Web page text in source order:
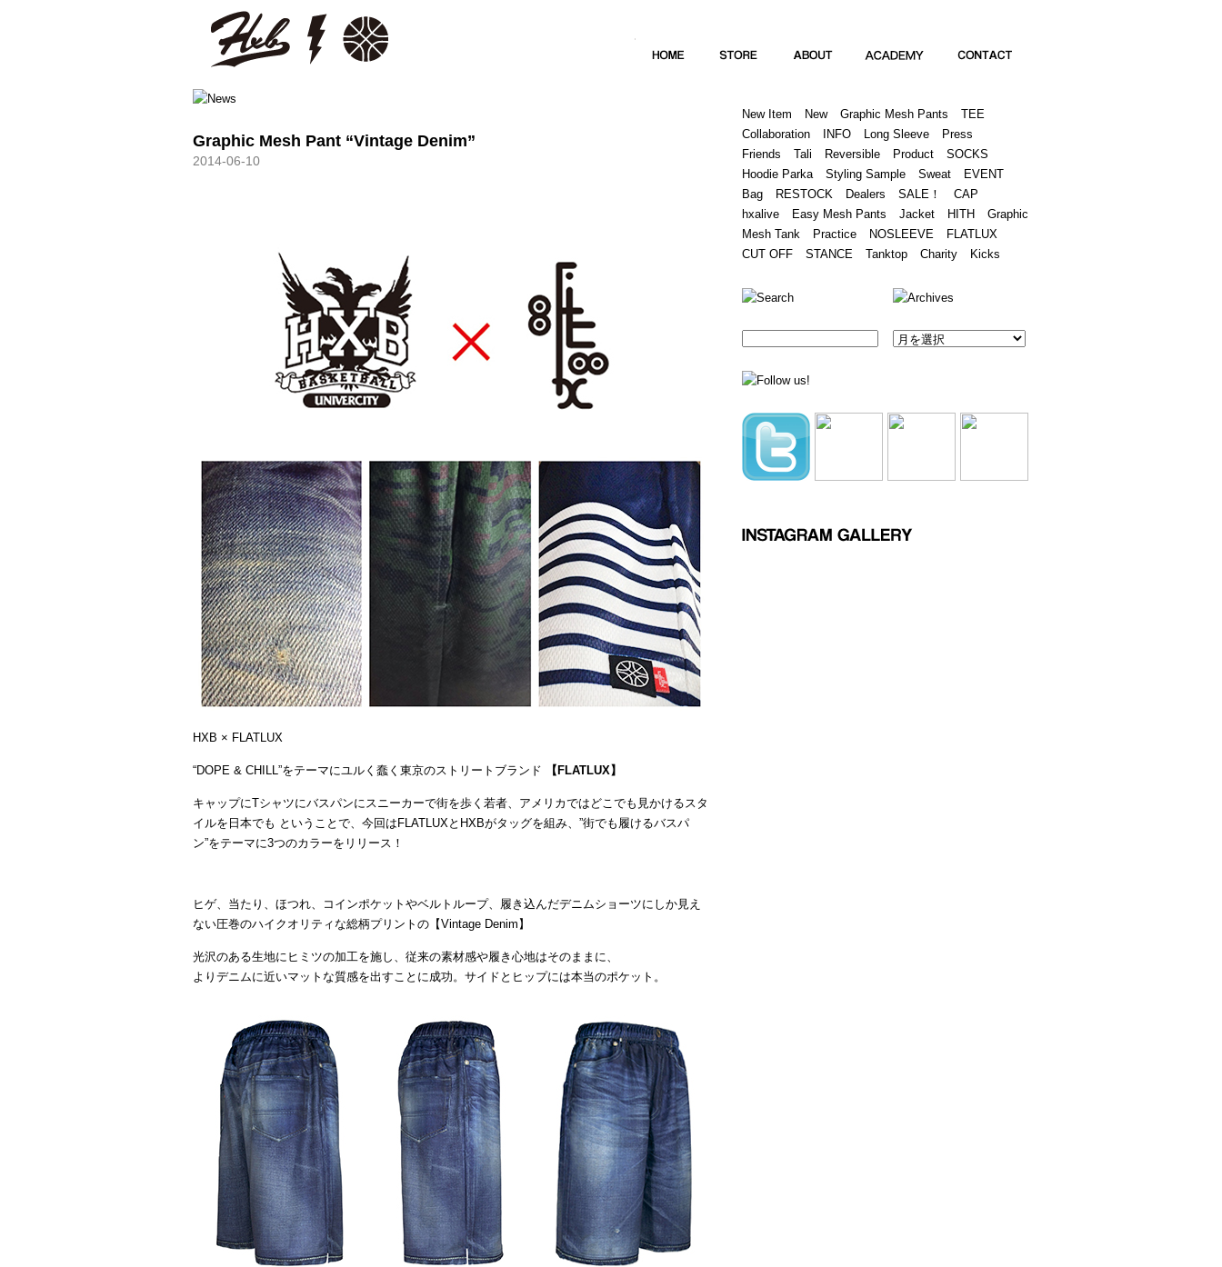
Graphic Mesh Pant “Vintage Denim”
2014-06-10
HXB × FLATLUX
“DOPE & CHILL”をテーマにユルく蠢く東京のストリートブランド 【FLATLUX】
キャップにTシャツにバスパンにスニーカーで街を歩く若者、アメリカではどこでも見かけるスタ
イルを日本でも ということで、今回はFLATLUXとHXBがタッグを組み、”街でも履けるバスパ
ン”をテーマに3つのカラーをリリース！
ヒゲ、当たり、ほつれ、コインポケットやベルトループ、履き込んだデニムショーツにしか見え
ない圧巻のハイクオリティな総柄プリントの【Vintage Denim】
光沢のある生地にヒミツの加工を施し、従来の素材感や履き心地はそのままに、
よりデニムに近いマットな質感を出すことに成功。サイドとヒップには本当のポケット。
New Item New Graphic Mesh Pants
TEE
Collaboration
INFO Long Sleeve
Press
Friends
Tali Reversible Product
SOCKS
Hoodie Parka
Styling Sample Sweat
EVENT
Bag
RESTOCK Dealers SALE！
CAP
hxalive
Easy Mesh Pants Jacket HITH
Graphic
Mesh Tank
Practice NOSLEEVE
FLATLUX
CUT OFF
STANCE Tanktop Charity Kicks